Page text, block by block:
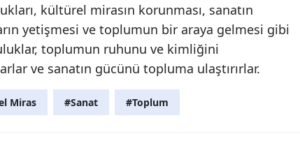
kültürel mirasın korunması, sanatın
yetişmesi ve toplumun bir araya gelmesi gibi
toplumun ruhunu ve kimliğini
ve sanatın gücünü topluma ulaştırırlar.
Miras #Sanat #Toplum